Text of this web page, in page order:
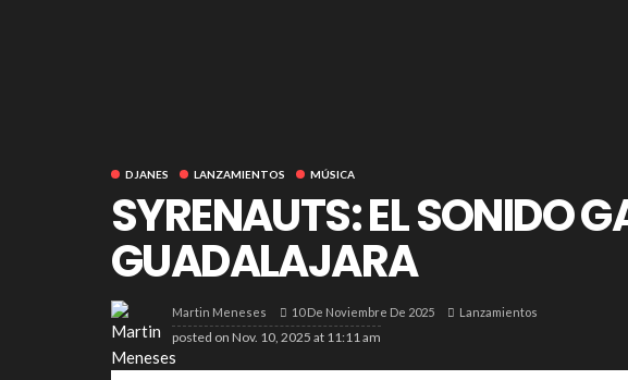
DJANES LANZAMIENTOS MÚSICA
SYRENAUTS: EL SONIDO
GUADALAJARA
Martin Meneses 10 De Noviembre De 2025 Lanzamientos
posted on Nov. 10, 2025 at 11:11 am